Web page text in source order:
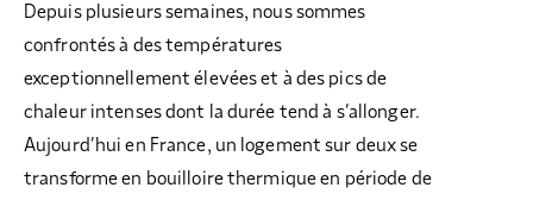
Depuis plusieurs semaines, nous sommes
confrontés à des températures
exceptionnellement élevées et à des pics de
chaleur intenses dont la durée tend à s’allonger.
Aujourd’hui en France, un logement sur deux se
transforme en bouilloire thermique en période de